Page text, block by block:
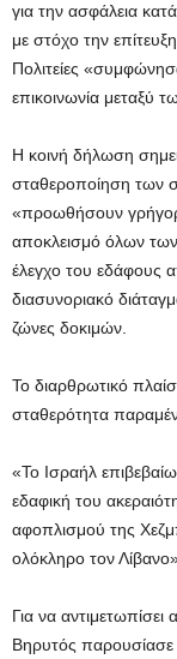
για την ασφάλεια
με στόχο την
Πολιτείες
επικοινωνία μεταξύ
Η κοινή δήλωση
σταθεροποίηση των
«προωθήσουν
αποκλεισμό όλων
έλεγχο του εδάφους
διασυνοριακό
ζώνες δοκιμών.
Το διαρθρωτικό
σταθερότητα
«Το Ισραήλ
εδαφική του
αφοπλισμού της
ολόκληρο τον
Για να αντιμετωπίσει
Βηρυτός παρουσίασε